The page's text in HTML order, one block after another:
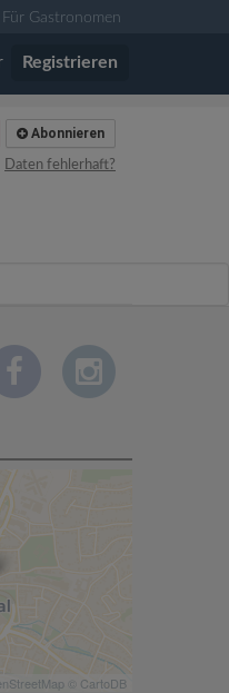
Für Gastronomen
Registrieren
Abonnieren
Daten fehlerhaft?
© CartoDB